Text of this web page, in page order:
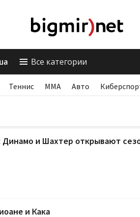
Все категории
Теннис ММА Авто
Динамо и Шахтер открывают
и Кака